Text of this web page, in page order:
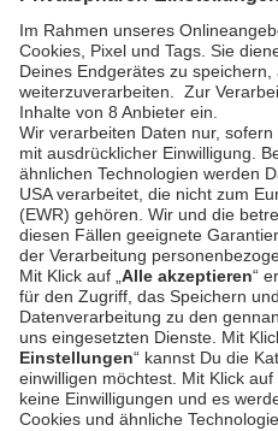
Risikomanagement
Preise
SICHERHEIT & COMPLIANCE
Sicherheit
PSD2 - Starke
Kundenauthentifizierung
PCI DSS -
Datensicherheit
Betrugsprävention